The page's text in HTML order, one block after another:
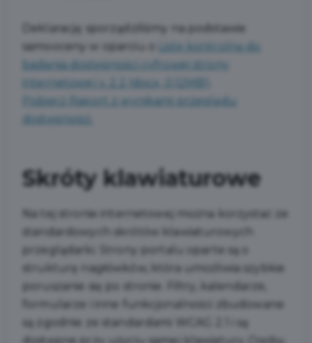
Deklarację sporządziliśmy na podstawie
samooceny w oparciu o
Listę kontrolną do
badania dostępności cyfrowej strony
internetowej v. 2.2 (docx, 0,12MB)
Pobierz Raport z wynikami przeglądu
dostępności.
Skróty klawiaturowe
Na tej stronie internetowej można korzystać ze
standardowych skrótów klawiaturowych
przeglądarki. Strony portalu oparte są o
strukturę nagłówków, która umożliwia szybkie
poruszanie się po stronie. Filtry, kalendarze,
formularze i inne funkcjonalności zbudowane
są zgodnie ze standardami WCAG 2.1 i są
dostępne przy użyciu samej klawiatury. Osoby,